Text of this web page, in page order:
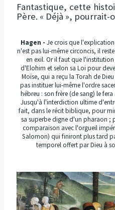
Fantastique, cette
Père. « Déjà », pourrait-
Hagen - Je crois que
n'est pas lui-même circoncis, il
en exil. Or il faut que
d'Elohim et selon sa Loi pour
Moïse, qui a reçu la Torah de
pas instituer lui-même l'ordre
hébreu : son frère (de sang) le
Jusqu'à l'interdiction ultime
fait, dans le récit biblique, pour
sa superbe digne d'un pharaon ;
comparaison avec l'orgueil
Salomon) qui finiront plus tard
temporel offert par Dieu à